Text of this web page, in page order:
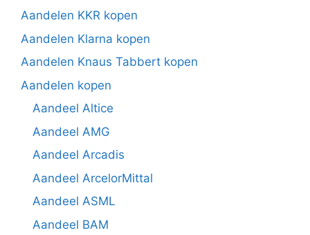
Aandelen KKR kopen
Aandelen Klarna kopen
Aandelen Knaus Tabbert kopen
Aandelen kopen
Aandeel Altice
Aandeel AMG
Aandeel Arcadis
Aandeel ArcelorMittal
Aandeel ASML
Aandeel BAM